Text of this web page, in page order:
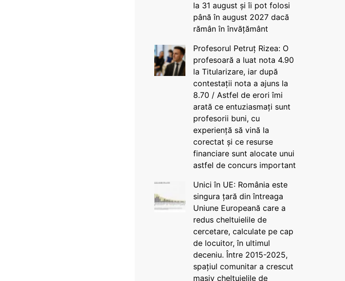
la 31 august și îi pot folosi
până în august 2027 dacă
rămân în învățământ
Profesorul Petruț Rizea: O
profesoară a luat nota 4.90
la Titularizare, iar după
contestații nota a ajuns la
8.70 / Astfel de erori îmi
arată ce entuziasmați sunt
profesorii buni, cu
experiență să vină la
corectat și ce resurse
financiare sunt alocate unui
astfel de concurs important
Unici în UE: România este
singura țară din întreaga
Uniune Europeană care a
redus cheltuielile de
cercetare, calculate pe cap
de locuitor, în ultimul
deceniu. Între 2015-2025,
spațiul comunitar a crescut
masiv cheltuielile de